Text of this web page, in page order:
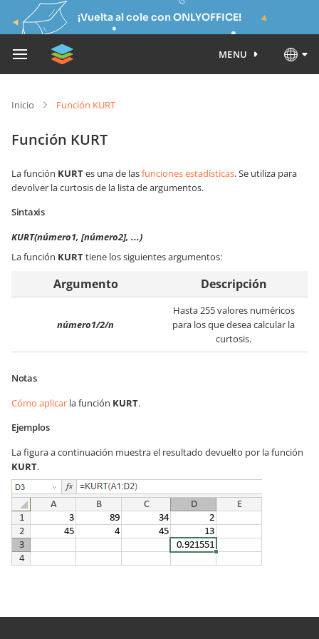
¡Vuelta al cole con ONLYOFFICE!
MENU
Inicio Función KURT
Función KURT
La función KURTes una de lasfunciones estadísticas. Se utiliza para
devolver la curtosis de la lista de argumentos.
Sintaxis
KURT(número1, [número2], ...)
La función KURTtiene los siguientes argumentos:
Argumento Descripción
número1/2/n
Hasta 255 valores numéricos
para los que desea calcular la
curtosis.
Notas
Cómo aplicar la función KURT.
Ejemplos
La figura a continuación muestra el resultado devuelto por la función
KURT.